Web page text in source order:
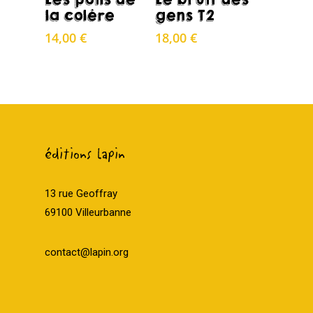
la colère
14,00 €
gens T2
18,00 €
éditions lapin
13 rue Geoffray
69100 Villeurbanne
contact@lapin.org